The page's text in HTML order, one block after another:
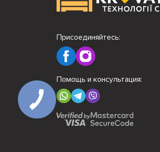
Присоединяйтесь:
Помощь и консультация: